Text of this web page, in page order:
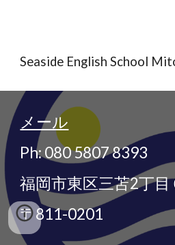
Seaside English School
メール
Ph: 080 5807 8393
福岡市東区三苫2丁
〒811-0201